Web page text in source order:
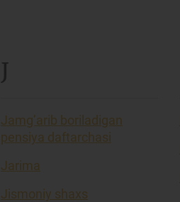
J
Jamg’arib boriladigan
pensiya daftarchasi
Jarima
Jismoniy shaxs